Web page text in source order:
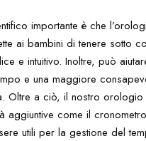
importante è che
ai bambini di tenere sotto
e intuitivo. Inoltre, può
e una maggiore
Oltre a ciò, il nostro
aggiuntive come il
utili per la gestione del